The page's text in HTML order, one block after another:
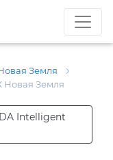
Земля
Новая Земля
Intelligent